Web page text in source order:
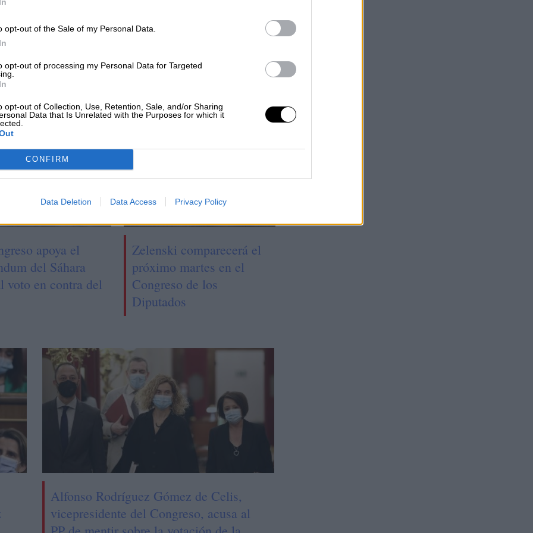
opt-out of the Sale of my Personal Data.
opt-out of processing my Personal Data for Targeted
opt-out of Collection, Use, Retention, Sale, and/or Sharing
Data that Is Unrelated with the Purposes for which it
CONFIRM
Data Deletion Data Access Privacy Policy
El Congreso aprueba la tramitación de la
apoya el
del Sáhara
voto en contra del
Zelenski comparecerá el
próximo martes en el
Congreso de los
Diputados
Alfonso Rodríguez Gómez de Celis,
vicepresidente del Congreso, acusa al